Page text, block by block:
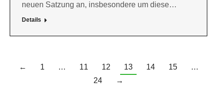
neuen Satzung an, insbesondere um diese…
Details
← 1 … 11 12 13 14 15
…
24
→